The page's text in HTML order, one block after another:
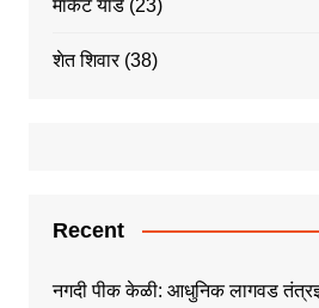
मार्केट यार्ड(23)
शेत शिवार(38)
Recent
नगदी पीक केळी: आधुनिक लागवड